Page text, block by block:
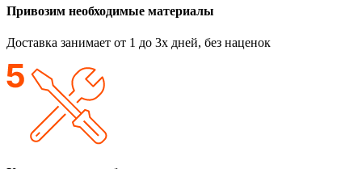
Привозим необходимые материалы
Доставка занимает от 1 до 3х дней, без наценок